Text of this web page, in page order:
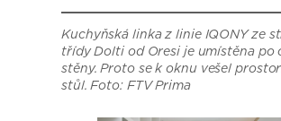
Kuchyňská linka z linie IQONY ze
třídy Dolti od Oresi je umístěna po
stěny. Proto se k oknu vešel
stůl. Foto: FTV Prima